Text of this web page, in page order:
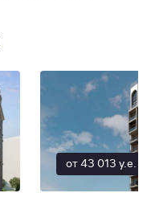
от 43 013 y.e.